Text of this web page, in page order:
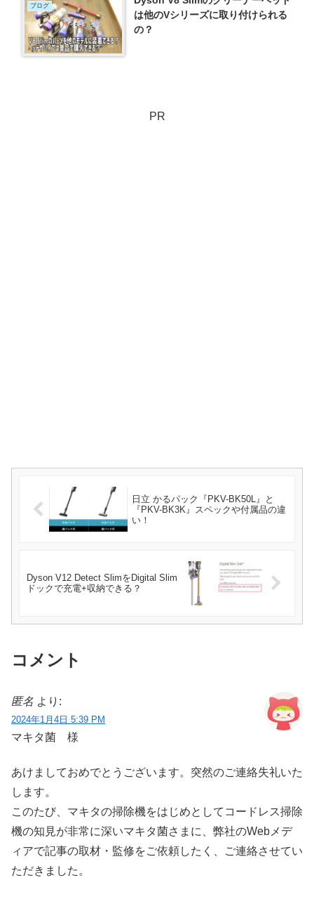
ブログ
は他のVシリーズに取り付けられる
の？
PR
日立 かるパック『PKV-BK50L』と
『PKV-BK3K』スペックや付属品の違
い！
Dyson V12 Detect SlimをDigital Slim
ドックで充電+収納できる？
コメント
匿名 より:
2024年1月4日 5:39 PM
マキタ菌 様
あけましておめでとうございます。突然のご連絡失礼いた
します。
このたび、マキタの掃除機をはじめとしてコードレス掃除
機の知見が非常に深いマキタ菌さまに、弊社のWebメデ
ィアで記事の取材・監修をご依頼したく、ご連絡させてい
ただきました。